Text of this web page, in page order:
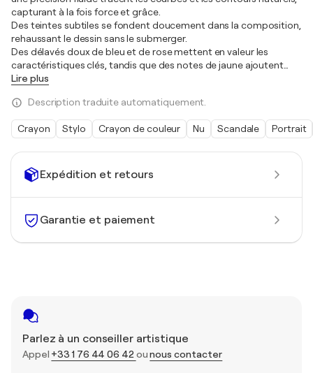
Expédition et retours
Garantie et paiement
Parlez à un conseiller artistique
Appel +33 1 76 44 06 42ounous contacter
capturant à la fois force et grâce.
Des teintes subtiles se fondent doucement dans la composition,
rehaussant le dessin sans le submerger.
Des délavés doux de bleu et de rose mettent en valeur les
caractéristiques clés, tandis que des notes de jaune ajoutent…
Lire plus
Description traduite automatiquement.
Crayon Stylo Crayon de couleur Nu Scandale Portrait